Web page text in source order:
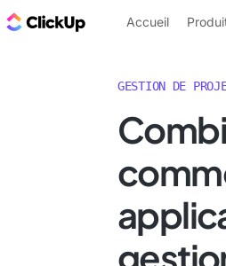
ClickUp Blog
Accueil
GESTION DE